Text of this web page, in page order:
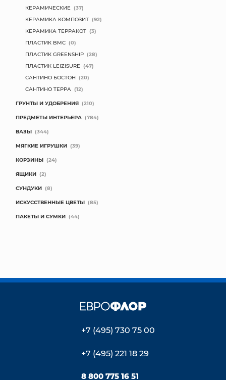
КЕРАМИЧЕСКИЕ (37)
КЕРАМИКА КОМПОЗИТ (92)
КЕРАМИКА ТЕРРАКОТ (3)
ПЛАСТИК BMC (0)
ПЛАСТИК GREENSHIP (28)
ПЛАСТИК LEIZISURE (47)
САНТИНО БОСТОН (20)
САНТИНО ТЕРРА (12)
ГРУНТЫ И УДОБРЕНИЯ (210)
ПРЕДМЕТЫ ИНТЕРЬЕРА (784)
ВАЗЫ (344)
МЯГКИЕ ИГРУШКИ (39)
КОРЗИНЫ (24)
ЯЩИКИ (2)
СУНДУКИ (8)
ИСКУССТВЕННЫЕ ЦВЕТЫ (85)
ПАКЕТЫ И СУМКИ (44)
+7 (495) 730 75 00
+7 (495) 221 18 29
8 800 775 16 51